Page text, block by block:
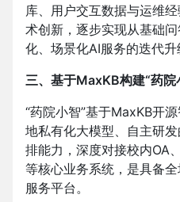
库、用户交互数据与运维
术创新，逐步实现从基础
化、场景化AI服务的迭代升
三、基于MaxKB构建“药院
“药院小智”基于MaxKB开
地私有化大模型、自主研
排能力，深度对接校内OA
等核心业务系统，是具备
服务平台。